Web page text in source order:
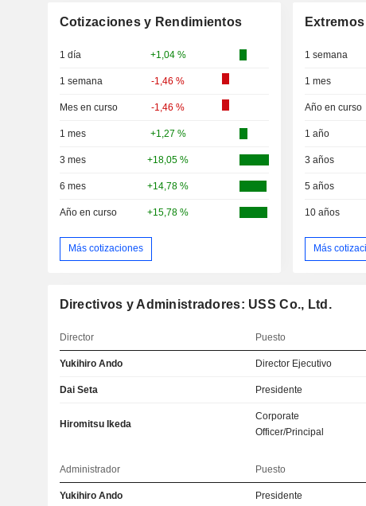
Cotizaciones y Rendimientos
1 día +1,04 %
1 semana -1,46 %
Mes en curso -1,46 %
1 mes +1,27 %
3 mes +18,05 %
6 mes +14,78 %
Año en curso +15,78 %
Más cotizaciones
1 semana
1 mes
Año en curso
1 año
3 años
5 años
10 años
Más
Directivos y Administradores: USS Co., Ltd.
Director Puesto
Yukihiro Ando Director Ejecutivo
Dai Seta Presidente
Hiromitsu Ikeda
Corporate
Officer/Principal
Administrador Puesto
Yukihiro Ando Presidente